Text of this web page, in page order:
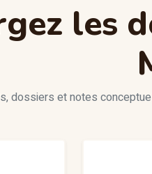
les
dossiers et notes